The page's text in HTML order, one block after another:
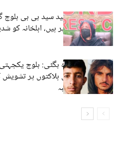
تربت:جیل میں قید سید بی بی بلوچ
سے بھوک ہڑتال پر ہیں، اہلخانہ کو
مستونگ اور ڈیرہ بگٹی: بلوچ
بلوچ شہریوں کی ہلاکتوں پر تشویش
تحقیقات کا مطالبہ